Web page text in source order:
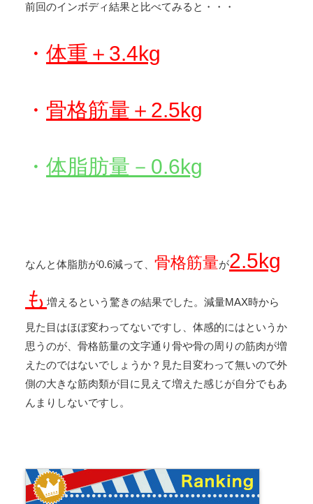
前回のインボディ結果と比べてみると・・・
・ 体重＋3.4kg
・ 骨格筋量＋2.5kg
・ 体脂肪量－0.6kg
なんと体脂肪が0.6減って、 骨格筋量が2.5kg
も 増えるという驚きの結果でした。減量MAX時から
見た目はほぼ変わってないですし、体感的にはというか
思うのが、骨格筋量の文字通り骨や骨の周りの筋肉が増
えたのではないでしょうか？見た目変わって無いので外
側の大きな筋肉類が目に見えて増えた感じが自分でもあ
んまりしないですし。